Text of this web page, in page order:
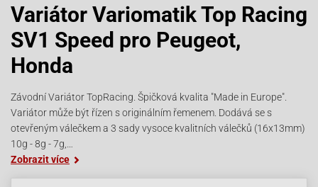
Variátor Variomatik Top Racing
SV1 Speed pro Peugeot,
Honda
Závodní Variátor TopRacing. Špičková kvalita "Made in Europe".
Variátor může být řízen s originálním řemenem. Dodává se s
otevřeným válečkem a 3 sady vysoce kvalitních válečků (16x13mm)
10g - 8g - 7g,…
Zobrazit více